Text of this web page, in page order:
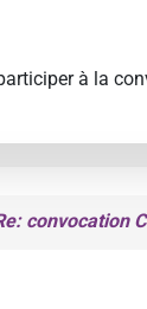
à la
convocation